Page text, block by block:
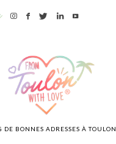
DE BONNES ADRESSES À TOULON